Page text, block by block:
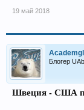
19 май 2018
Блогер
Швеция - США